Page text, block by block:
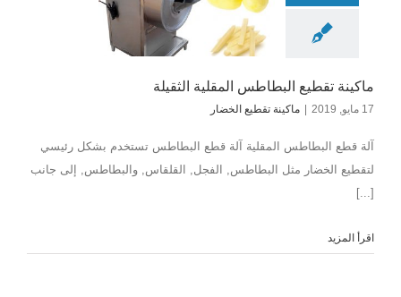
ماكينة تقطيع البطاطس
ماكينة تقطيع البطاطس المقلية الثقيلة
17 مايو, 2019 | ماكينة تقطيع الخضار
آلة قطع البطاطس المقلية آلة قطع البطاطس تستخدم بشكل رئيسي
لتقطيع الخضار مثل البطاطس, الفجل, القلقاس, والبطاطس, إلى جانب
[...]
اقرأ المزيد